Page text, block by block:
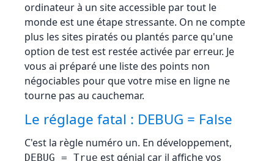
ordinateur à un site accessible par tout le
monde est une étape stressante. On ne compte
plus les sites piratés ou plantés parce qu'une
option de test est restée activée par erreur. Je
vous ai préparé une liste des points non
négociables pour que votre mise en ligne ne
tourne pas au cauchemar.
Le réglage fatal : DEBUG = False
C'est la règle numéro un. En développement,
DEBUG = True est génial car il affiche vos